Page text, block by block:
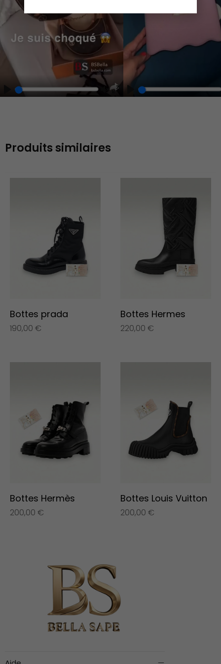
Play Unmute
Enter
Produits similaires
Bottes prada
190,00 €
Bottes Hermes
220,00 €
Bottes Hermès
200,00 €
Bottes Louis Vuitton
200,00 €